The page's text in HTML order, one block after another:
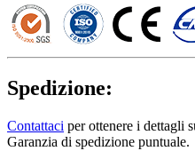
Spedizione:
Contattaci per ottenere i dettagli
Garanzia di spedizione puntuale.